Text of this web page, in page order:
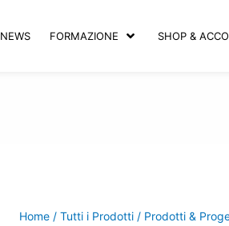
NEWS FORMAZIONE SHOP &
Home / Tutti i Prodotti / Prodotti &